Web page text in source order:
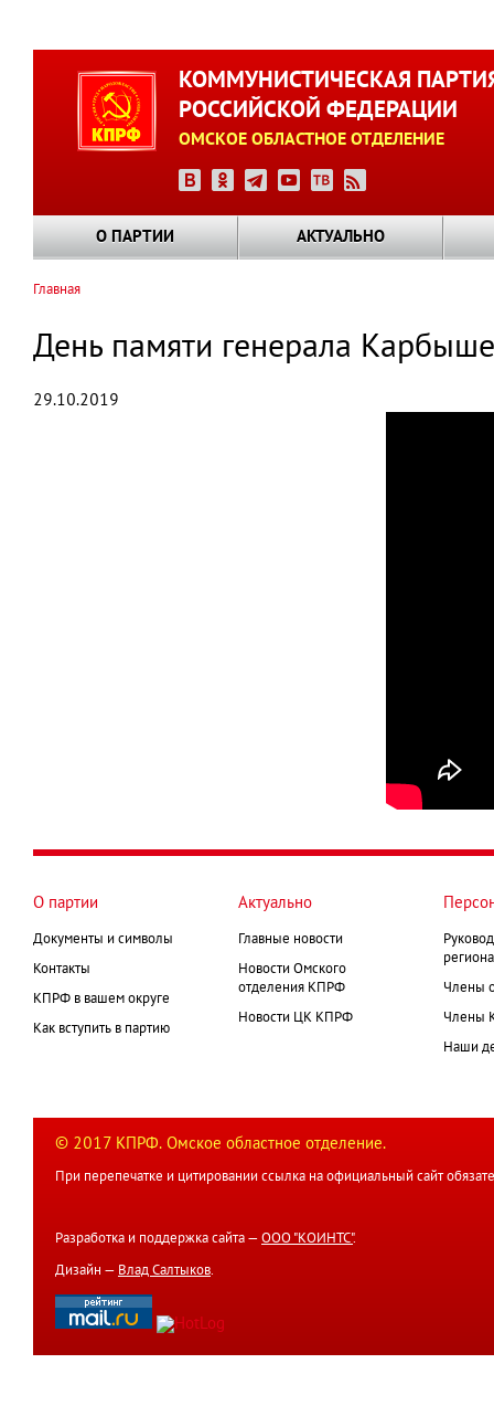
КОММУНИСТИЧЕСКАЯ
РОССИЙСКОЙ ФЕДЕРАЦИИ
ОМСКОЕ ОБЛАСТНОЕ ОТДЕЛЕНИЕ
О ПАРТИИ АКТУАЛЬНО
навигации
Главная
День памяти генерала
29.10.2019
О партии
Документы и символы
Контакты
КПРФ в вашем округе
Как вступить в партию
Актуально
Главные новости
Новости Омского
отделения КПРФ
Новости ЦК КПРФ
Члены
Члены
Наши
© 2017 КПРФ. Омское областное отделение.
При перепечатке и цитировании ссылка на официальный сайт
Разработка и поддержка сайта — ООО "КОИНТС".
Дизайн — Влад Салтыков.